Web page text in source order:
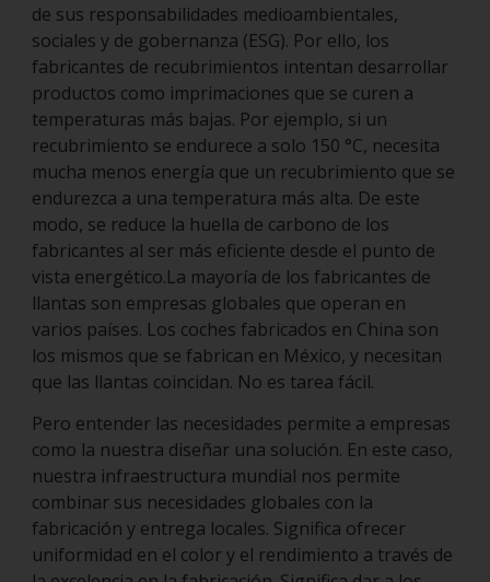
de sus responsabilidades medioambientales,
sociales y de gobernanza (ESG). Por ello, los
fabricantes de recubrimientos intentan desarrollar
productos como imprimaciones que se curen a
temperaturas más bajas. Por ejemplo, si un
recubrimiento se endurece a solo 150 °C, necesita
mucha menos energía que un recubrimiento que se
endurezca a una temperatura más alta. De este
modo, se reduce la huella de carbono de los
fabricantes al ser más eficiente desde el punto de
vista energético.La mayoría de los fabricantes de
llantas son empresas globales que operan en
varios países. Los coches fabricados en China son
los mismos que se fabrican en México, y necesitan
que las llantas coincidan. No es tarea fácil.
Pero entender las necesidades permite a empresas
como la nuestra diseñar una solución. En este caso,
nuestra infraestructura mundial nos permite
combinar sus necesidades globales con la
fabricación y entrega locales. Significa ofrecer
uniformidad en el color y el rendimiento a través de